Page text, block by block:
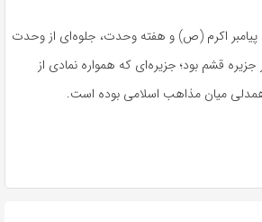
اکرم (ص) و هفته وحدت، جلوه‌ای از وحدت
قشم بود؛ جزیره‌ای که همواره نمادی از
میان مذاهب اسلامی بوده است.